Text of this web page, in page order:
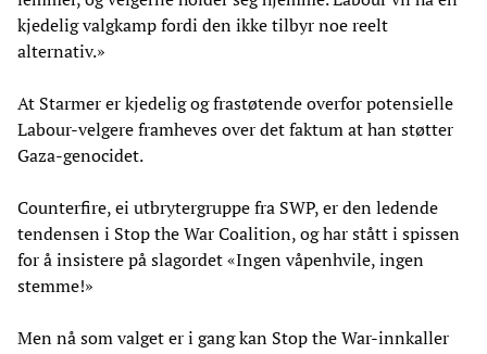
kjedelig valgkamp fordi den ikke tilbyr noe reelt
alternativ.»
At Starmer er kjedelig og frastøtende overfor potensielle
Labour-velgere framheves over det faktum at han støtter
Gaza-genocidet.
Counterfire, ei utbrytergruppe fra SWP, er den ledende
tendensen i Stop the War Coalition, og har stått i spissen
for å insistere på slagordet «Ingen våpenhvile, ingen
stemme!»
Men nå som valget er i gang kan Stop the War-innkaller